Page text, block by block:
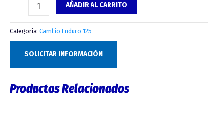
AÑADIR AL CARRITO
Categoría: Cambio Enduro 125
SOLICITAR INFORMACIÓN
Productos Relacionados